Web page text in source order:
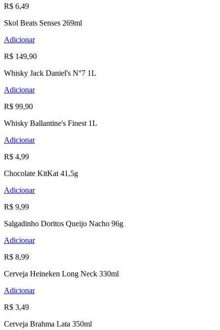
R$ 6,49
Skol Beats Senses 269ml
Adicionar
R$ 149,90
Whisky Jack Daniel's N°7 1L
Adicionar
R$ 99,90
Whisky Ballantine's Finest 1L
Adicionar
R$ 4,99
Chocolate KitKat 41,5g
Adicionar
R$ 9,99
Salgadinho Doritos Queijo Nacho 96g
Adicionar
R$ 8,99
Cerveja Heineken Long Neck 330ml
Adicionar
R$ 3,49
Cerveja Brahma Lata 350ml